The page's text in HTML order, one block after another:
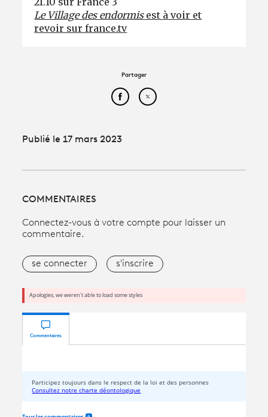
Le Village des endormisest à voir et
revoir sur france.tv
Partager
Partager cet article sur
Partager cet article sur
Publié le 17 mars 2023
COMMENTAIRES
Connectez-vous à votre compte pour laisser un
commentaire.
se connecter s'inscrire